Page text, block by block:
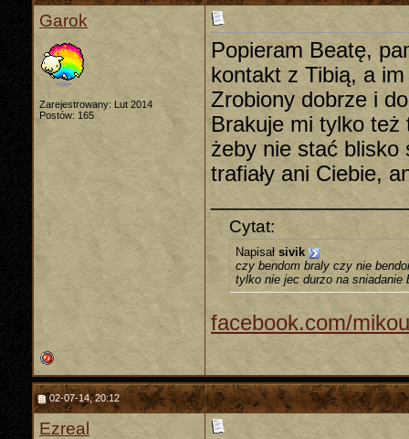
Garok
Zarejestrowany: Lut 2014
Postów: 165
Popieram Beatę,
kontakt z Tibią, a
Zrobiony dobrze i
Brakuje mi tylko
żeby nie stać blisko
trafiały ani Ciebie,
Cytat:
Napisał sivik
czy bendom braly czy nie
tylko nie jec durzo na sniadanie
facebook.com/
02-07-14, 20:12
Ezreal